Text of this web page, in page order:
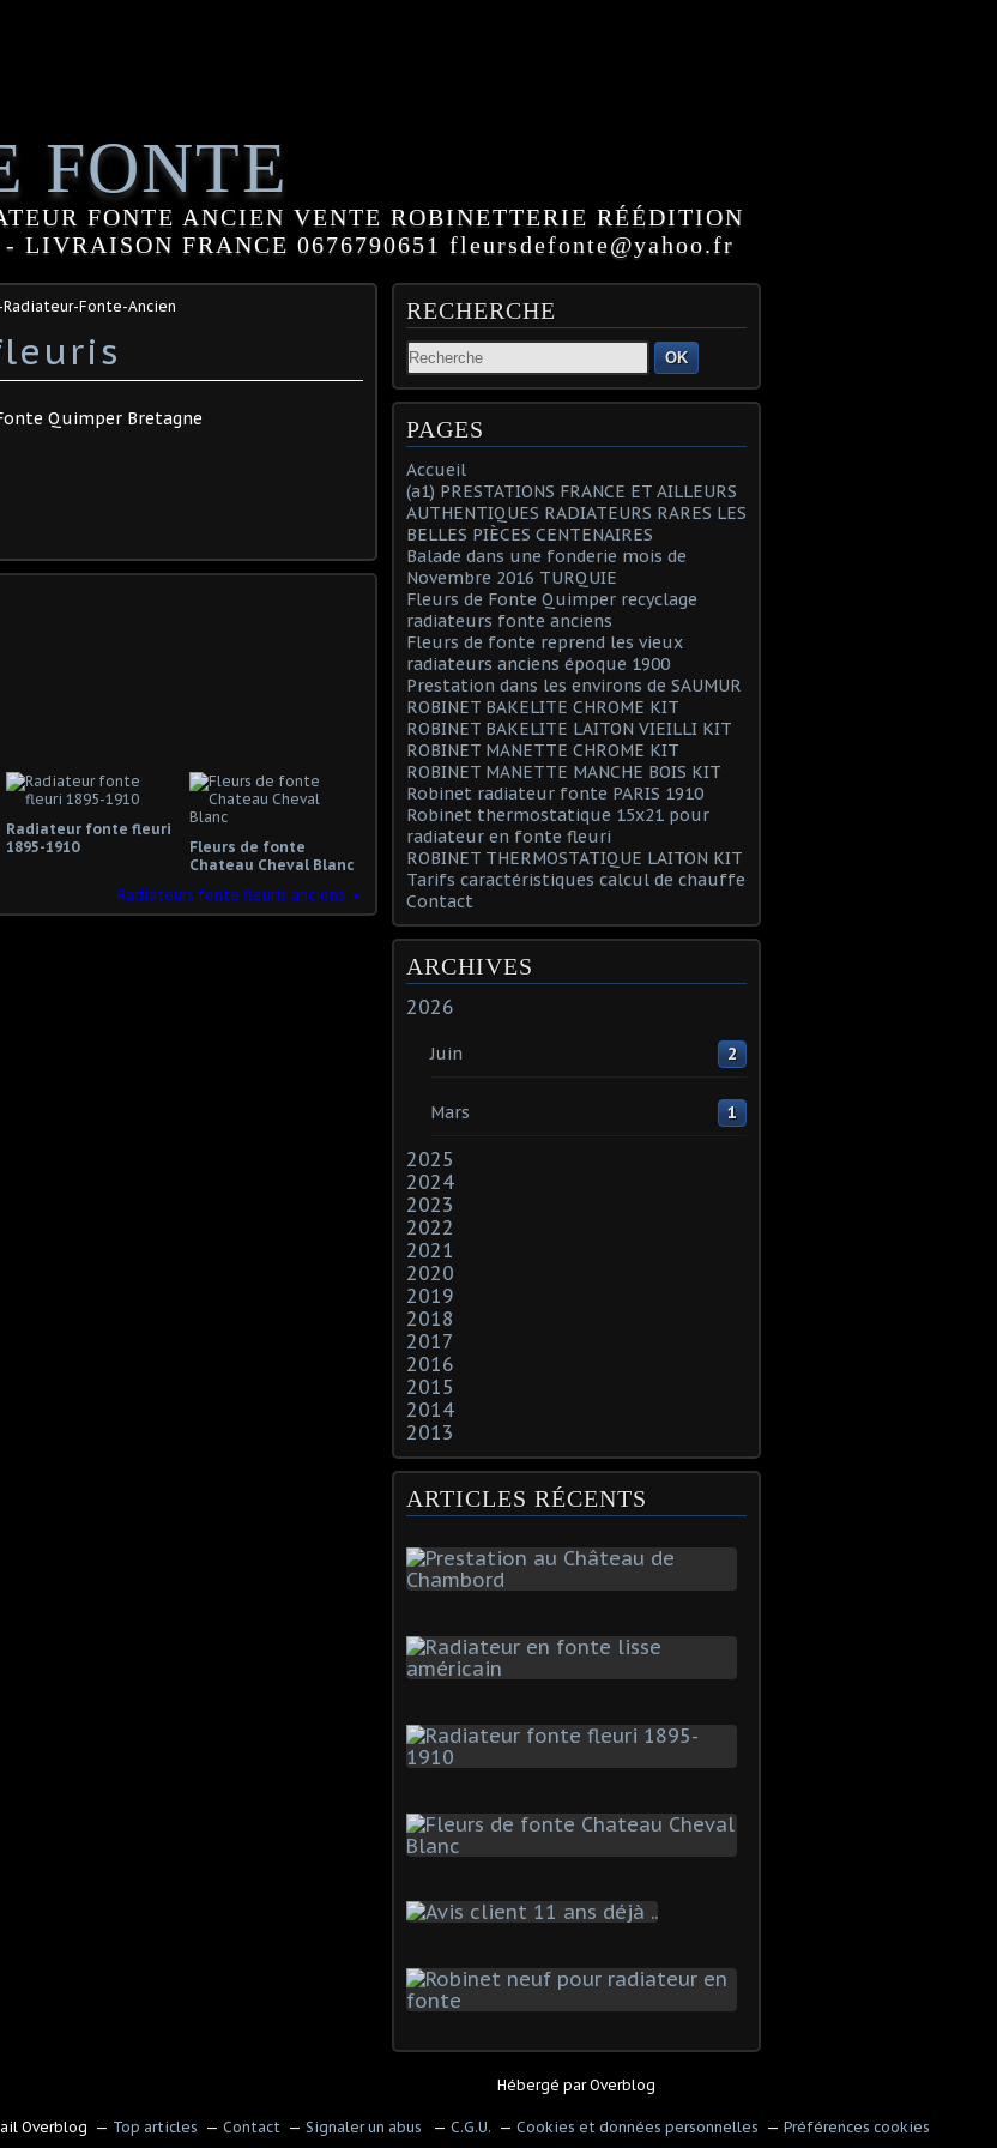
FONTE
FONTE ANCIEN VENTE ROBINETTERIE RÉÉDITION
LIVRAISON FRANCE 0676790651 fleursdefonte@yahoo.fr
Fonte-Ancien
Quimper Bretagne
Radiateur fonte fleuri
1895-1910
Fleurs de fonte
Chateau Cheval Blanc
Radiateurs fonte fleuris anciens
RECHERCHE
OK
PAGES
Accueil
(a1) PRESTATIONS FRANCE ET AILLEURS
AUTHENTIQUES RADIATEURS RARES LES
BELLES PIÈCES CENTENAIRES
Balade dans une fonderie mois de
Novembre 2016 TURQUIE
Fleurs de Fonte Quimper recyclage
radiateurs fonte anciens
Fleurs de fonte reprend les vieux
radiateurs anciens époque 1900
Prestation dans les environs de SAUMUR
ROBINET BAKELITE CHROME KIT
ROBINET BAKELITE LAITON VIEILLI KIT
ROBINET MANETTE CHROME KIT
ROBINET MANETTE MANCHE BOIS KIT
Robinet radiateur fonte PARIS 1910
Robinet thermostatique 15x21 pour
radiateur en fonte fleuri
ROBINET THERMOSTATIQUE LAITON KIT
Tarifs caractéristiques calcul de chauffe
Contact
ARCHIVES
2026
Juin 2
Mars 1
2025
2024
2023
2022
2021
2020
2019
2018
2017
2016
2015
2014
2013
ARTICLES RÉCENTS
Hébergé parOverblog
Overblog Top articles Contact Signaler un abus C.G.U. Cookies et données personnelles Préférences cookies